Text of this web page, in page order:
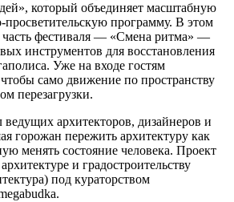
который объединяет масштабную
просветительскую программу. В этом
часть фестиваля — «Смена ритма» —
инструментов для восстановления
Уже на входе гостям
чтобы само движение по пространству
перезагрузки.
архитекторов, дизайнеров и
горожан пережить архитектуру как
менять состояние человека. Проект
и градостроительству
под кураторством